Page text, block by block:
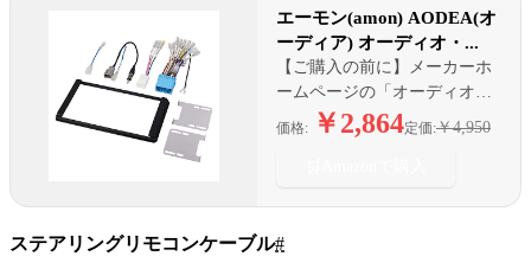
エーモン(amon) AODEA(オ
ーディア) オーディオ・...
【ご購入の前に】メーカーホ
ームページの「オーディオハ
ーネス/取付キット 取付適合情
報」で適合情報をご確認くだ
価格: ￥2,864定価:￥4,950
ステアリングリモコンケーブル#